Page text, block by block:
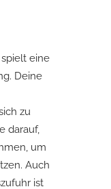
eine
Deine
zu
darauf,
um
Auch
ist